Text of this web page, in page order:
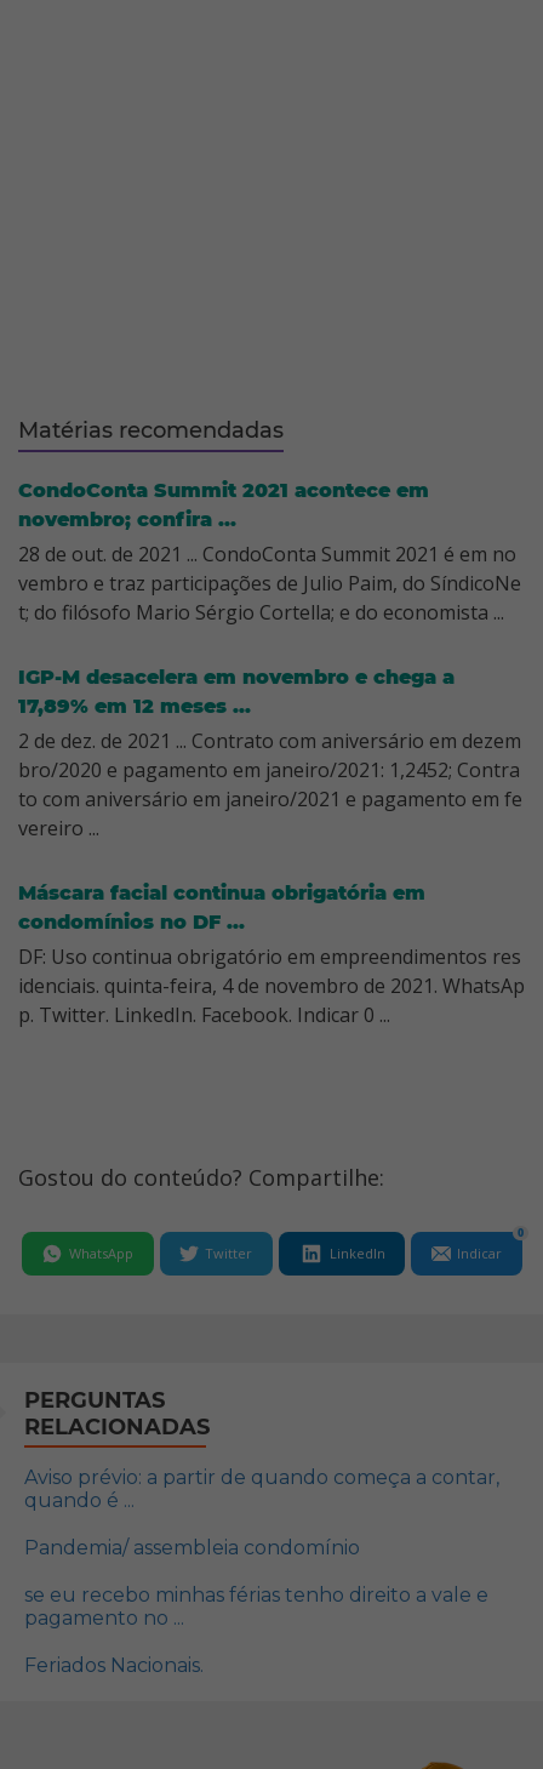
Matérias recomendadas
CondoConta Summit 2021 acontece em
novembro; confira ...
28 de out. de 2021 ... CondoConta Summit 2021 é em no
vembro e traz participações de Julio Paim, do SíndicoNe
t; do filósofo Mario Sérgio Cortella; e do economista ...
IGP-M desacelera em novembro e chega a
17,89% em 12 meses ...
2 de dez. de 2021 ... Contrato com aniversário em dezem
bro/2020 e pagamento em janeiro/2021: 1,2452; Contra
to com aniversário em janeiro/2021 e pagamento em fe
vereiro ...
Máscara facial continua obrigatória em
condomínios no DF ...
DF: Uso continua obrigatório em empreendimentos res
idenciais. quinta-feira, 4 de novembro de 2021. WhatsAp
p. Twitter. LinkedIn. Facebook. Indicar 0 ...
Gostou do conteúdo? Compartilhe:
WhatsApp Twitter LinkedIn Indicar
0
PERGUNTAS
RELACIONADAS
Aviso prévio: a partir de quando começa a contar,
quando é ...
Pandemia/ assembleia condomínio
se eu recebo minhas férias tenho direito a vale e
pagamento no ...
Feriados Nacionais.